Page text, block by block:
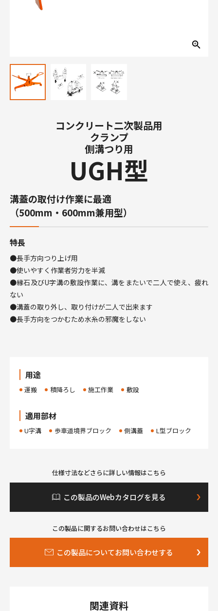
コンクリート二次製品用
クランプ
側溝つり用
UGH型
溝蓋の取付け作業に最適
（500mm・600mm兼用型）
特長
●長手方向つり上げ用
●使いやすく作業者労力を半減
●縁石及びU字溝の敷設作業に、溝をまたいで二人で使え、疲れ
ない
●溝蓋の取り外し、取り付けが二人で出来ます
●長手方向をつかむため水糸の邪魔をしない
用途
運搬 積降ろし 施工作業 敷設
適用部材
U字溝 歩車道境界ブロック 側溝蓋 L型ブロック
仕様寸法などさらに詳しい情報はこちら
この製品のWebカタログを見る
この製品に関するお問い合わせはこちら
この製品についてお問い合わせする
関連資料